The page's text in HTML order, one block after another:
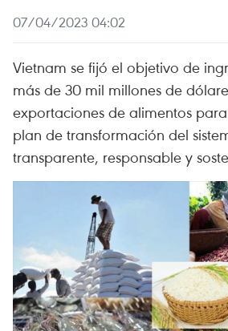
07/04/2023 04:02
Vietnam se fijó el objetivo de
más de 30 mil millones de
exportaciones de alimentos
plan de transformación del
transparente, responsable y